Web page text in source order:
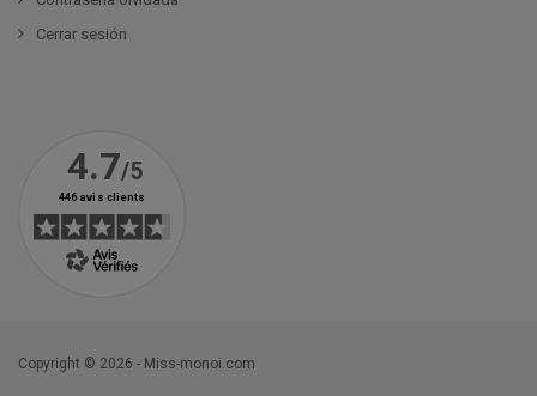
Cerrar sesión
Copyright © 2026 - Miss-monoi.com